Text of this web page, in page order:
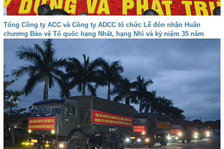
Tổng Công ty ACC và Công ty ADCC tổ chức Lễ đón nhận Huân
chương Bảo vệ Tổ quốc hạng Nhất, hạng Nhì và kỷ niệm 35 năm
Ngày truyền thống